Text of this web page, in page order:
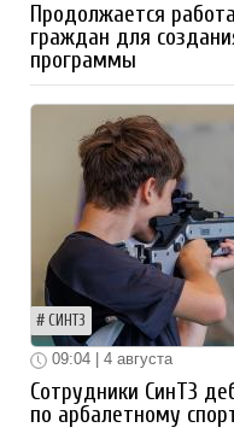
Продолжается
граждан для
программы
СИНТЗ
09:04 | 4 августа
Сотрудники СинТЗ
по арбалетному